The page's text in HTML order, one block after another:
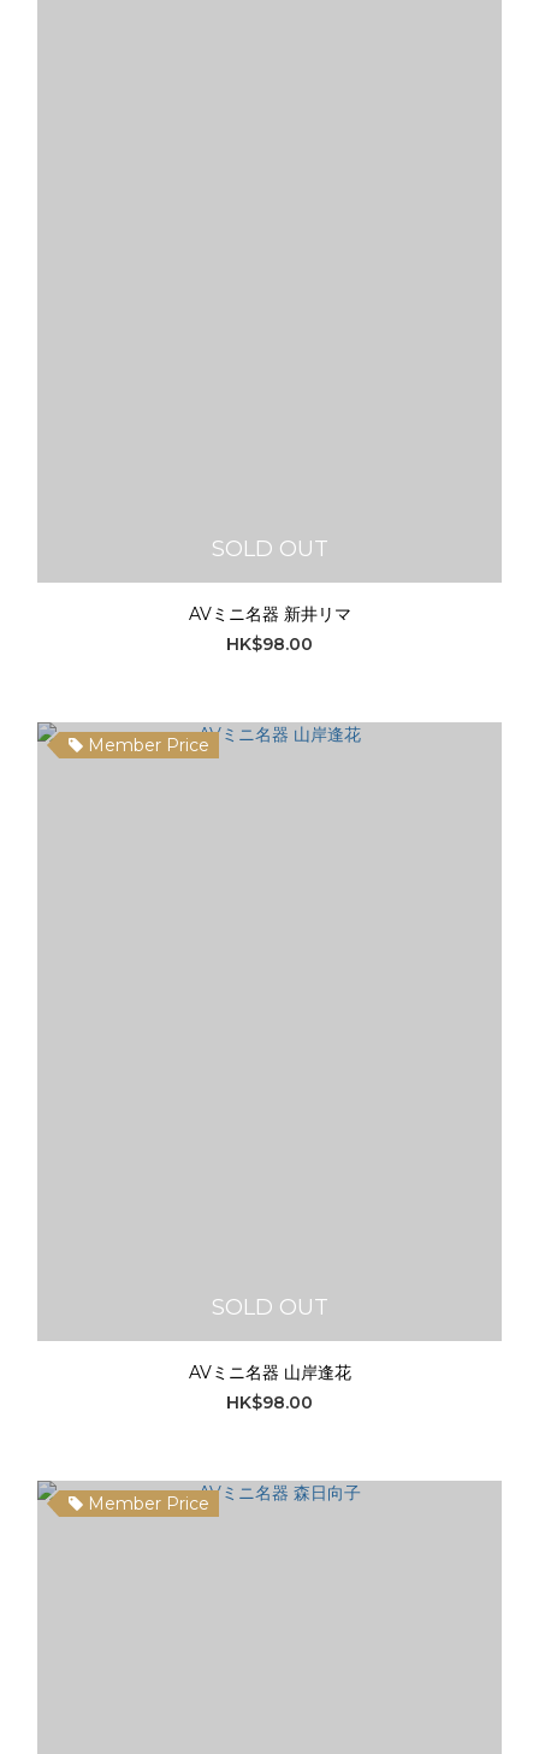
SOLD OUT
AVミニ名器 新井リマ
HK$98.00
Member Price
SOLD OUT
AVミニ名器 山岸逢花
HK$98.00
Member Price